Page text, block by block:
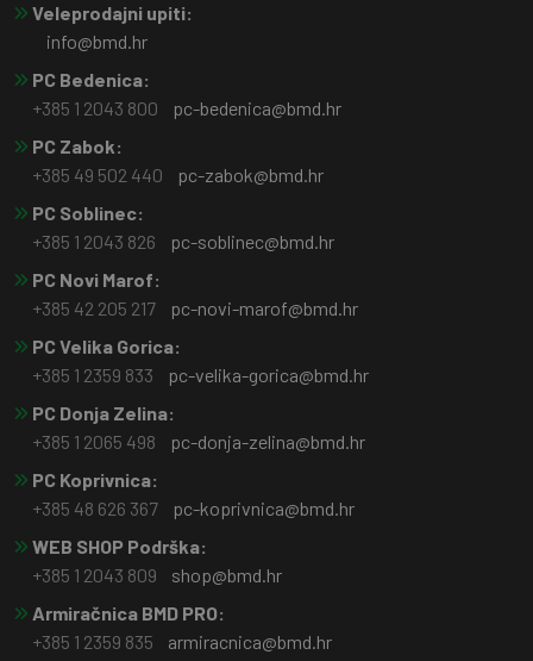
Veleprodajni upiti:
info@bmd.hr
PC Bedenica:
+385 1 2043 800
pc-bedenica@bmd.hr
PC Zabok:
+385 49 502 440
pc-zabok@bmd.hr
PC Soblinec:
+385 1 2043 826
pc-soblinec@bmd.hr
PC Novi Marof:
+385 42 205 217
pc-novi-marof@bmd.hr
PC Velika Gorica:
+385 1 2359 833
pc-velika-gorica@bmd.hr
PC Donja Zelina:
+385 1 2065 498
pc-donja-zelina@bmd.hr
PC Koprivnica:
+385 48 626 367
pc-koprivnica@bmd.hr
WEB SHOP Podrška:
+385 1 2043 809
shop@bmd.hr
Armiračnica BMD PRO:
+385 1 2359 835
armiracnica@bmd.hr